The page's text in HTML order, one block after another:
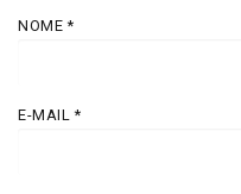
NOME*
E-MAIL*